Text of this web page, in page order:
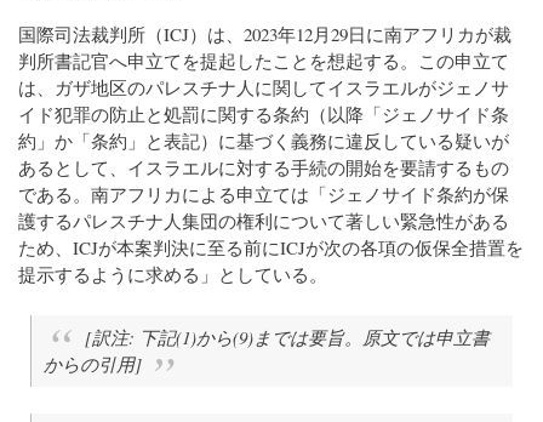
国際司法裁判所（ICJ）は、2023年12月29日に南アフリカが裁
判所書記官へ申立てを提起したことを想起する。この申立て
は、ガザ地区のパレスチナ人に関してイスラエルがジェノサ
イド犯罪の防止と処罰に関する条約（以降「ジェノサイド条
約」か「条約」と表記）に基づく義務に違反している疑いが
あるとして、イスラエルに対する手続の開始を要請するもの
である。南アフリカによる申立ては「ジェノサイド条約が保
護するパレスチナ人集団の権利について著しい緊急性がある
ため、ICJが本案判決に至る前にICJが次の各項の仮保全措置を
提示するように求める」としている。
[訳注: 下記(1)から(9)までは要旨。原文では申立書
からの引用]